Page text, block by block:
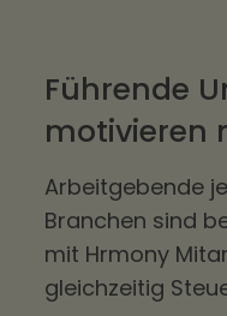
Führende
motivieren
Arbeitgebende
Branchen sind
mit Hrmony
gleichzeitig